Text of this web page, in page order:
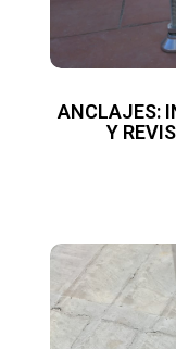
ANCLAJES:
Y